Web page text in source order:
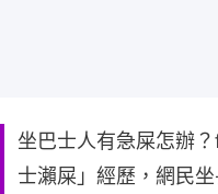
坐巴士人有急屎怎辦
士瀨屎」經歷，網民